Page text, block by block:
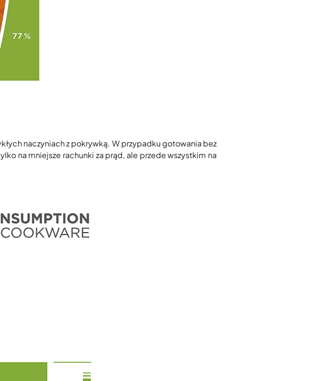
naczyniach z pokrywką. W przypadku gotowania bez
na mniejsze rachunki za prąd, ale przede wszystkim na